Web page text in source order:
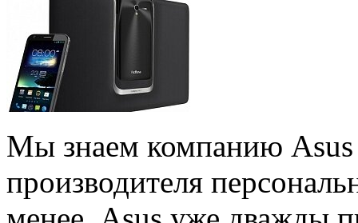
Мы знаем компанию Asus
производителя